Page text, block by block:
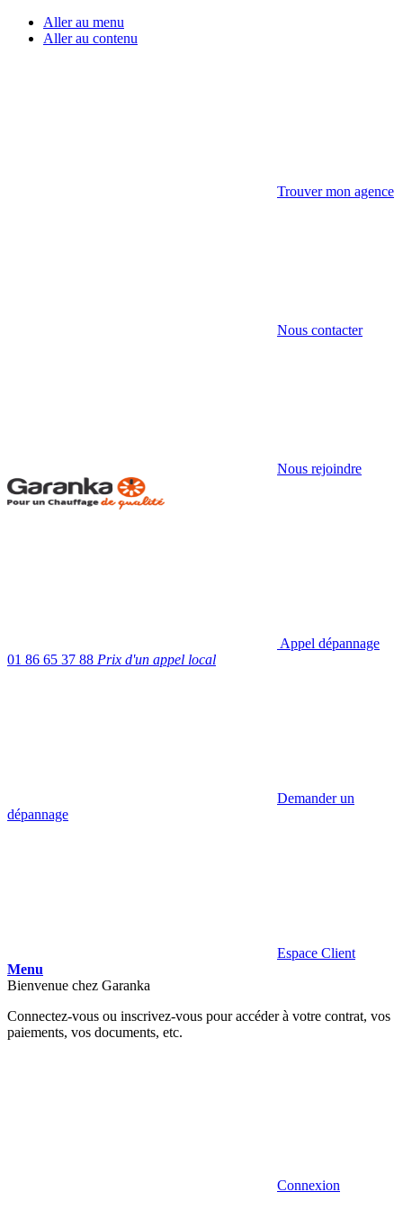
Aller au menu
Aller au contenu
Trouver mon agence
Nous contacter
Nous rejoindre
Appel dépannage
01 86 65 37 88 Prix d'un appel local
Demander un
dépannage
Espace Client
Menu
Bienvenue chez Garanka
Connectez-vous ou inscrivez-vous pour accéder à votre contrat, vos
paiements, vos documents, etc.
Connexion